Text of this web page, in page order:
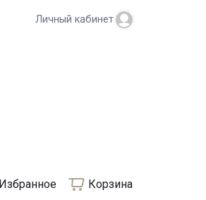
Личный кабинет
Избранное Корзина